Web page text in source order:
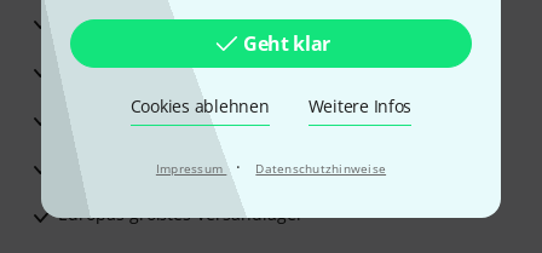
Geht klar
Cookies ablehnen Weitere Infos
Impressum · Datenschutzhinweise
30 Tage Money-Back-Garantie
Reparaturservice
Beratung durch Fachexperten
Zufriedenheitsgarantie
Europas größtes Versandlager